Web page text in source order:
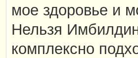
мое здоровье и
Нельзя
комплексно